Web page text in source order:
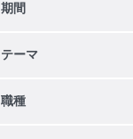
期間
テーマ
職種